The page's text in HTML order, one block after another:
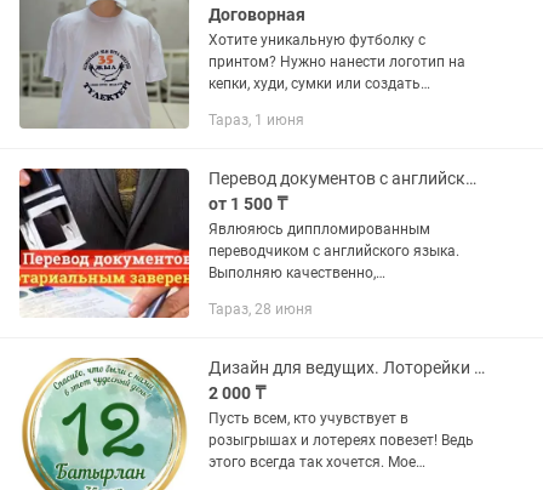
Договорная
Хотите уникальную футболку с
принтом? Нужно нанести логотип на
кепки, худи, сумки или создать
предлагаем качественную печать на
доступным...
Тараз, 1 июня
Перевод документов с английского языка на русский
от 1 500 ₸
Явлюяюсь диппломированным
переводчиком с английского языка.
Выполняю качественно,
документов любой сложности. В том
заверения
Тараз, 28 июня
Дизайн для ведущих. Лоторейки на той.
2 000 ₸
Пусть всем, кто учувствует в
розыгрышах и лотереях повезет! Ведь
этого всегда так хочется. Мое